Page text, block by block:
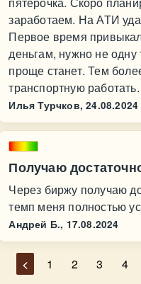
заработаем. На АТИ
Первое время
деньгам, нужно не
проще станет. Тем
транспортную работать.
Илья Турчков, 24.08.2024
Получаю
Через биржу получаю
темп меня полностью
Андрей Б., 17.08.2024
< 1 2 3 4